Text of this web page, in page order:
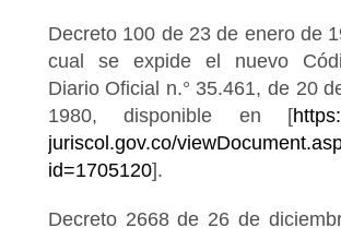
Decreto 100 de 23 de enero de
cual se expide el nuevo
Diario Oficial n.° 35.461, de 20
1980, disponible en [
juriscol.gov.co/
id=1705120].
Decreto 2668 de 26 de